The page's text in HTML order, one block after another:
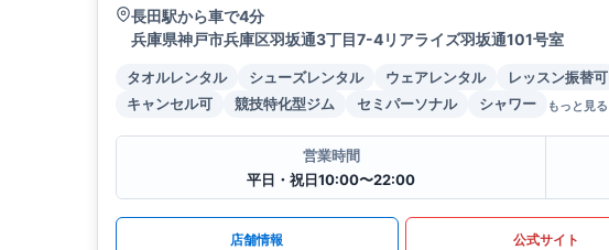
長田駅から車で4分
兵庫県神戸市兵庫区羽坂通3丁目7-4リアライズ羽坂通101号室
タオルレンタル シューズレンタル ウェアレンタル
レッスン振替可
キャンセル可
競技特化型ジム セミパーソナル シャワー もっと見る
営業時間
平日・祝日10:00〜22:00
店舗情報 公式サイト